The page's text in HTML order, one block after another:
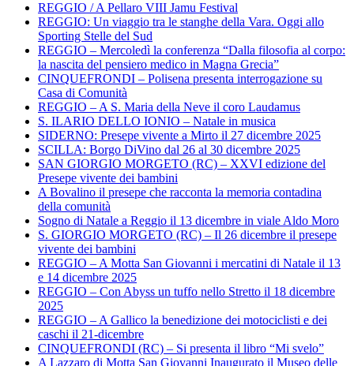
REGGIO / A Pellaro VIII Jamu Festival
REGGIO: Un viaggio tra le stanghe della Vara. Oggi allo
Sporting Stelle del Sud
REGGIO – Mercoledì la conferenza “Dalla filosofia al corpo:
la nascita del pensiero medico in Magna Grecia”
CINQUEFRONDI – Polisena presenta interrogazione su
Casa di Comunità
REGGIO – A S. Maria della Neve il coro Laudamus
S. ILARIO DELLO IONIO – Natale in musica
SIDERNO: Presepe vivente a Mirto il 27 dicembre 2025
SCILLA: Borgo DiVino dal 26 al 30 dicembre 2025
SAN GIORGIO MORGETO (RC) – XXVI edizione del
Presepe vivente dei bambini
A Bovalino il presepe che racconta la memoria contadina
della comunità
Sogno di Natale a Reggio il 13 dicembre in viale Aldo Moro
S. GIORGIO MORGETO (RC) – Il 26 dicembre il presepe
vivente dei bambini
REGGIO – A Motta San Giovanni i mercatini di Natale il 13
e 14 dicembre 2025
REGGIO – Con Abyss un tuffo nello Stretto il 18 dicembre
2025
REGGIO – A Gallico la benedizione dei motociclisti e dei
caschi il 21-dicembre
CINQUEFRONDI (RC) – Si presenta il libro “Mi svelo”
A Lazzaro di Motta San Giovanni Inaugurato il Museo delle